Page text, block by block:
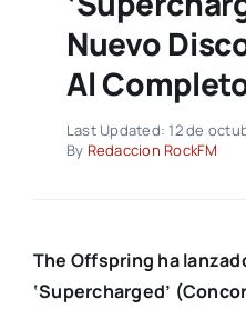
Nuevo
Al
Last Updated: 12 de
By Redaccion RockFM
The Offspring ha
‘Supercharged’